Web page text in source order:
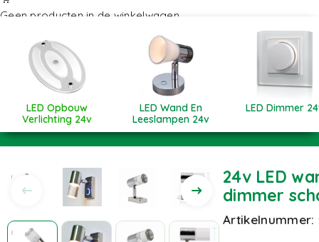
Geen producten in de winkelwagen.
LED Opbouw
Verlichting 24v
LED Wand En
Leeslampen 24v
LED Dimmer
24v LED
dimmer
Artikelnummer: